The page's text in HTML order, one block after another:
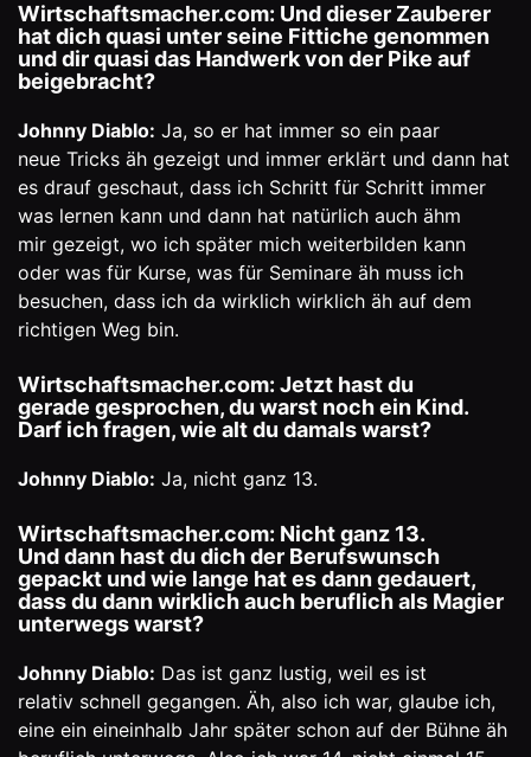
Wirtschaftsmacher.com: Und dieser Zauberer
hat dich quasi unter seine Fittiche genommen
und dir quasi das Handwerk von der Pike auf
beigebracht?
Johnny Diablo: Ja, so er hat immer so ein paar
neue Tricks äh gezeigt und immer erklärt und dann hat
es drauf geschaut, dass ich Schritt für Schritt immer
was lernen kann und dann hat natürlich auch ähm
mir gezeigt, wo ich später mich weiterbilden kann
oder was für Kurse, was für Seminare äh muss ich
besuchen, dass ich da wirklich wirklich äh auf dem
richtigen Weg bin.
Wirtschaftsmacher.com: Jetzt hast du
gerade gesprochen, du warst noch ein Kind.
Darf ich fragen, wie alt du damals warst?
Johnny Diablo: Ja, nicht ganz 13.
Wirtschaftsmacher.com: Nicht ganz 13.
Und dann hast du dich der Berufswunsch
gepackt und wie lange hat es dann gedauert,
dass du dann wirklich auch beruflich als Magier
unterwegs warst?
Johnny Diablo: Das ist ganz lustig, weil es ist
relativ schnell gegangen. Äh, also ich war, glaube ich,
eine ein eineinhalb Jahr später schon auf der Bühne äh